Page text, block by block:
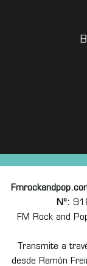
Nº:
FM Rock and
Transmite a
desde Ramón